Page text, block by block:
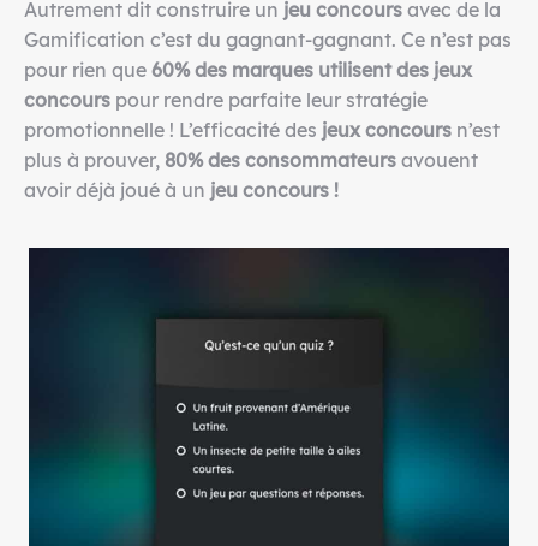
Autrement dit construire un jeu concours avec de la
Gamification c’est du gagnant-gagnant. Ce n’est pas
pour rien que 60% des marques utilisent des jeux
concours pour rendre parfaite leur stratégie
promotionnelle ! L’efficacité des jeux concours n’est
plus à prouver, 80% des consommateurs avouent
avoir déjà joué à un jeu concours !